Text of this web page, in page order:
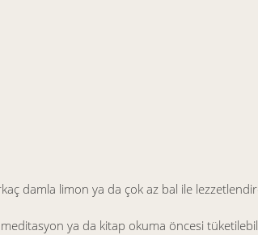
damla limon ya da çok az bal ile
ya da kitap okuma öncesi